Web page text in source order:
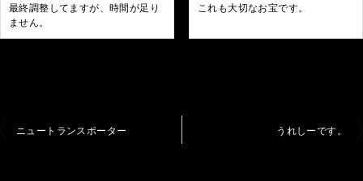
最終調整してますが、時間が足り
ません。
これも大切なお宝です。
ニュートランスポーター うれしーです。